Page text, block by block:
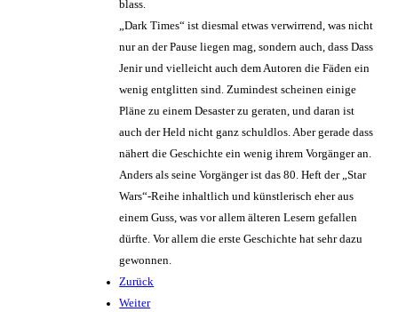
blass.
„Dark Times“ ist diesmal etwas verwirrend, was nicht
nur an der Pause liegen mag, sondern auch, dass Dass
Jenir und vielleicht auch dem Autoren die Fäden ein
wenig entglitten sind. Zumindest scheinen einige
Pläne zu einem Desaster zu geraten, und daran ist
auch der Held nicht ganz schuldlos. Aber gerade dass
nähert die Geschichte ein wenig ihrem Vorgänger an.
Anders als seine Vorgänger ist das 80. Heft der „Star
Wars“-Reihe inhaltlich und künstlerisch eher aus
einem Guss, was vor allem älteren Lesern gefallen
dürfte. Vor allem die erste Geschichte hat sehr dazu
gewonnen.
Zurück
Weiter